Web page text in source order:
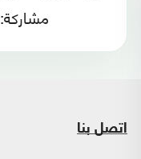
مشاركة:
اتصل بنا